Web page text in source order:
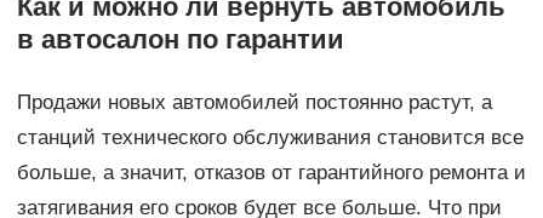
Как и можно ли вернуть автомобиль
в автосалон по гарантии
Продажи новых автомобилей постоянно растут, а
станций технического обслуживания становится все
больше, а значит, отказов от гарантийного ремонта и
затягивания его сроков будет все больше. Что при